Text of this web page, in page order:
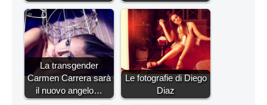
La transgender
Carmen Carrera sarà
il nuovo angelo…
Le fotografie di Diego
Diaz